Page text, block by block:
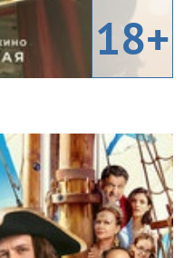
18+